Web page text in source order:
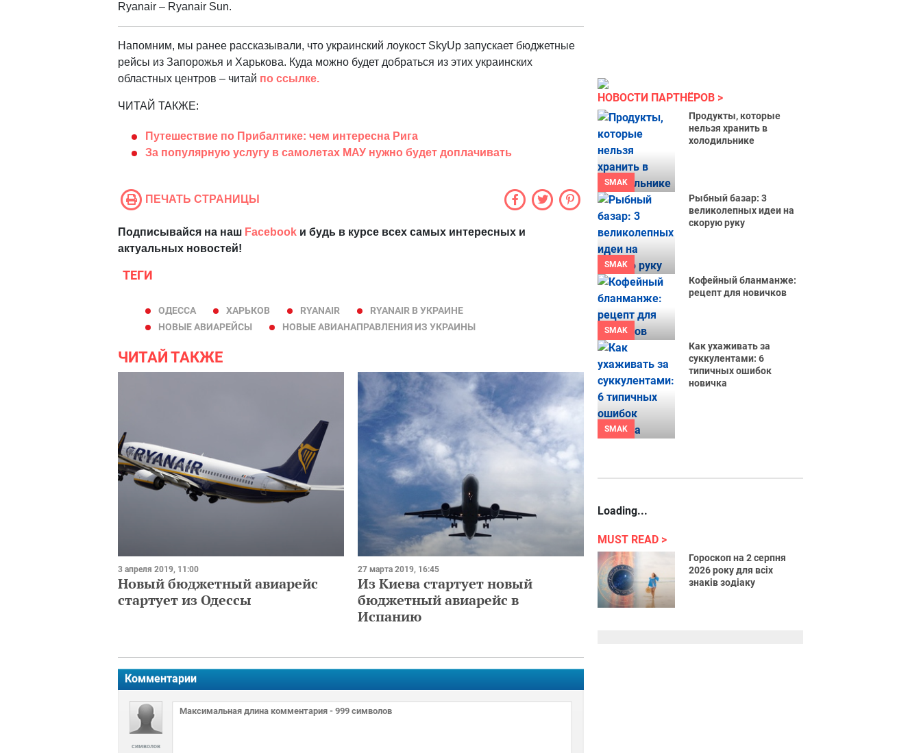
Ryanair – Ryanair Sun.
Напомним, мы ранее рассказывали, что украинский лоукост SkyUp запускает бюджетные
рейсы из Запорожья и Харькова. Куда можно будет добраться из этих украинских
областных центров – читай по ссылке.
ЧИТАЙ ТАКЖЕ:
Путешествие по Прибалтике: чем интересна Рига
За популярную услугу в самолетах МАУ нужно будет доплачивать
ПЕЧАТЬ СТРАНИЦЫ
Подписывайся на наш Facebook и будь в курсе всех самых интересных и
актуальных новостей!
ТЕГИ
ОДЕССА ХАРЬКОВ RYANAIR
RYANAIR В УКРАИНЕ
НОВЫЕ АВИАРЕЙСЫ
НОВЫЕ АВИАНАПРАВЛЕНИЯ ИЗ УКРАИНЫ
ЧИТАЙ ТАКЖЕ
3 апреля 2019, 11:00
Новый бюджетный авиарейс
стартует из Одессы
27 марта 2019, 16:45
Из Киева стартует новый
бюджетный авиарейс в
Испанию
Комментарии
символов
НОВОСТИ ПАРТНЁРОВ
SMAK
Продукты, которые
нельзя хранить в
холодильнике
SMAK
Рыбный базар: 3
великолепных идеи на
скорую руку
SMAK
Кофейный бланманже:
рецепт для новичков
SMAK
Как ухаживать за
суккулентами: 6
типичных ошибок
новичка
Loading...
MUST READ
Гороскоп на 2 серпня
2026 року для всіх
знаків зодіаку